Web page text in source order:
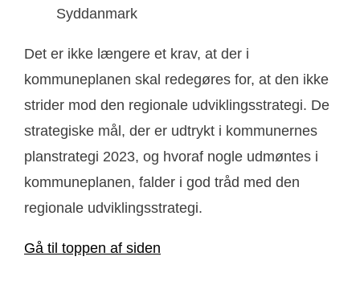
Syddanmark
Det er ikke længere et krav, at der i
kommuneplanen skal redegøres for, at den ikke
strider mod den regionale udviklingsstrategi. De
strategiske mål, der er udtrykt i kommunernes
planstrategi 2023, og hvoraf nogle udmøntes i
kommuneplanen, falder i god tråd med den
regionale udviklingsstrategi.
Gå til toppen af siden